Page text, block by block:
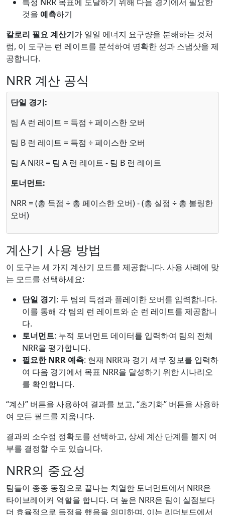
것을 예측하기
칼로리 필요 계산기가 일일 에너지 요구량을 분해하는 것처
럼, 이 도구는 런 레이트를 분석하여 명확한 성과 스냅샷을 제
공합니다.
NRR 계산 공식
단일 경기:
팀 A 런 레이트 = 득점 ÷ 페이스한 오버
팀 B 런 레이트 = 득점 ÷ 페이스한 오버
팀 A NRR = 팀 A 런 레이트 - 팀 B 런 레이트
토너먼트:
NRR = (총 득점 ÷ 총 페이스한 오버) - (총 실점 ÷ 총 볼링한
오버)
계산기 사용 방법
이 도구는 세 가지 계산기 모드를 제공합니다. 사용 사례에 맞
는 모드를 선택하세요:
단일 경기: 두 팀의 득점과 플레이한 오버를 입력합니다.
이를 통해 각 팀의 런 레이트와 순 런 레이트를 제공합니
다.
토너먼트: 누적 토너먼트 데이터를 입력하여 팀의 전체
NRR을 평가합니다.
필요한 NRR 예측: 현재 NRR과 경기 세부 정보를 입력하
여 다음 경기에서 목표 NRR을 달성하기 위한 시나리오
를 확인합니다.
“계산” 버튼을 사용하여 결과를 보고, “초기화” 버튼을 사용하
여 모든 필드를 지웁니다.
결과의 소수점 정확도를 선택하고, 상세 계산 단계를 볼지 여
부를 결정할 수도 있습니다.
NRR의 중요성
팀들이 종종 동점으로 끝나는 치열한 토너먼트에서 NRR은
타이브레이커 역할을 합니다. 더 높은 NRR은 팀이 실점보다
더 효율적으로 득점을 했음을 의미하며, 이는 리더보드에서